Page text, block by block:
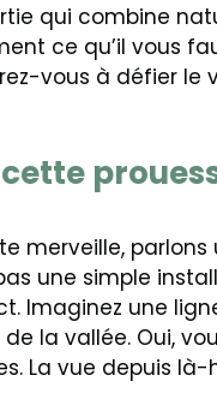
qui combine
ce qu’il vous
vous à défier le
merveille,
une simple
Imaginez une
la vallée. Oui,
La vue depuis